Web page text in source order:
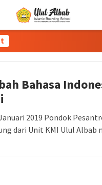
Bahasa
2019 Pondok
dari Unit KMI Ulul Albab